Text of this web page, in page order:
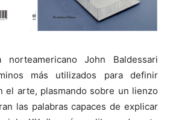
John Baldessari
más utilizados para definir
el arte, plasmando sobre un lienzo
las palabras capaces de explicar